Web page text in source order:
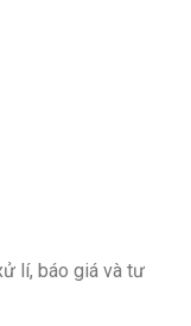
lí, báo giá và tư